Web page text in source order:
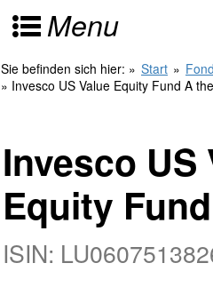
Menu
Sie befinden sich hier: » Start »
» Invesco US Value Equity Fund A
Invesco US
Equity
ISIN: